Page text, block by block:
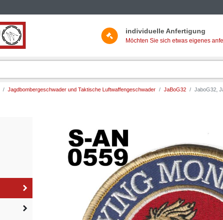
individuelle Anfertigung
Möchten Sie sich etwas eigenes
Jagdbombergeschwader und Taktische Luftwaffengeschwader JaBoG32 JaboG32,